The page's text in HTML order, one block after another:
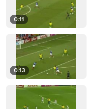
0:11
0:13